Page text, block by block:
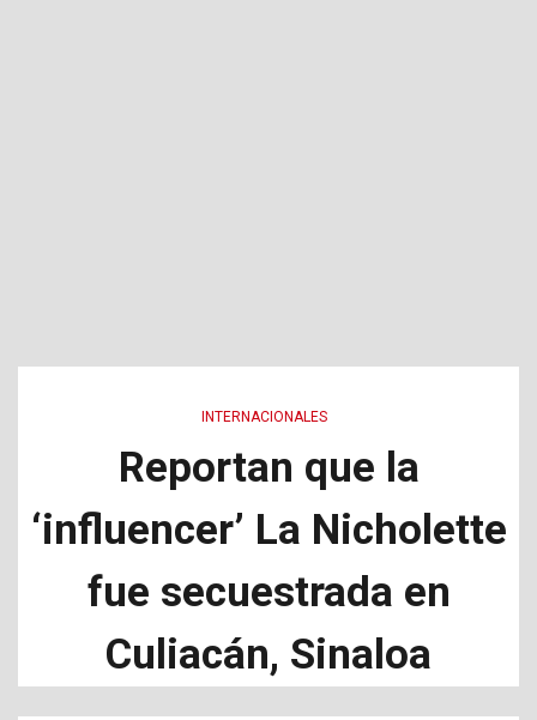
INTERNACIONALES
Reportan que la
‘influencer’ La Nicholette
fue secuestrada en
Culiacán, Sinaloa